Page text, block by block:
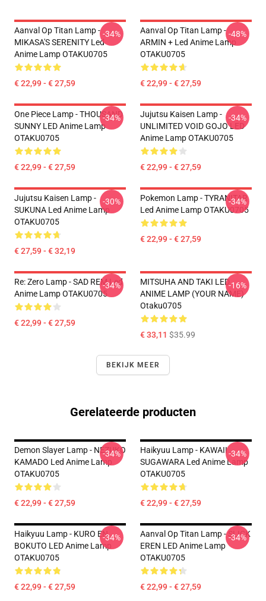
Aanval Op Titan Lamp -
MIKASA'S SERENITY Led
Anime Lamp OTAKU0705
€ 22,99 - € 27,59
-34%
Aanval Op Titan Lamp -
ARMIN + Led Anime Lamp
OTAKU0705
€ 22,99 - € 27,59
-48%
One Piece Lamp - THOUSAND
SUNNY LED Anime Lamp
OTAKU0705
€ 22,99 - € 27,59
-34%
Jujutsu Kaisen Lamp -
UNLIMITED VOID GOJO LED
Anime Lamp OTAKU0705
€ 22,99 - € 27,59
-34%
Jujutsu Kaisen Lamp -
SUKUNA Led Anime Lamp
OTAKU0705
€ 27,59 - € 32,19
-30%
Pokemon Lamp - TYRANITAR
Led Anime Lamp OTAKU0705
€ 22,99 - € 27,59
-34%
Re: Zero Lamp - SAD REM Led
Anime Lamp OTAKU0705
€ 22,99 - € 27,59
-34%
MITSUHA AND TAKI LED
ANIME LAMP (YOUR NAME)
Otaku0705
€ 33,11 $35.99
-16%
BEKIJK MEER
Gerelateerde producten
Demon Slayer Lamp - NEZUKO
KAMADO Led Anime Lamp
OTAKU0705
€ 22,99 - € 27,59
-34%
Haikyuu Lamp - KAWAII
SUGAWARA Led Anime Lamp
OTAKU0705
€ 22,99 - € 27,59
-34%
Haikyuu Lamp - KURO EN
BOKUTO LED Anime Lamp
OTAKU0705
€ 22,99 - € 27,59
-34%
Aanval Op Titan Lamp - SLICK
EREN LED Anime Lamp
OTAKU0705
€ 22,99 - € 27,59
-34%